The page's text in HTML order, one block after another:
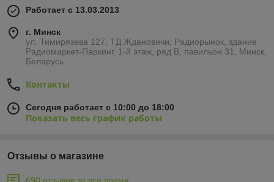
Работает с 13.03.2013
г. Минск
ул. Тимирязева 127, ТД Ждановичи, Радиорынок, здание
Радиомаркет-Паркинг, 1-й этаж, ряд В, павильон 31, Минск,
Беларусь
Контакты
Сегодня работает с 10:00 до 18:00
Показать весь график работы
Отзывы о магазине